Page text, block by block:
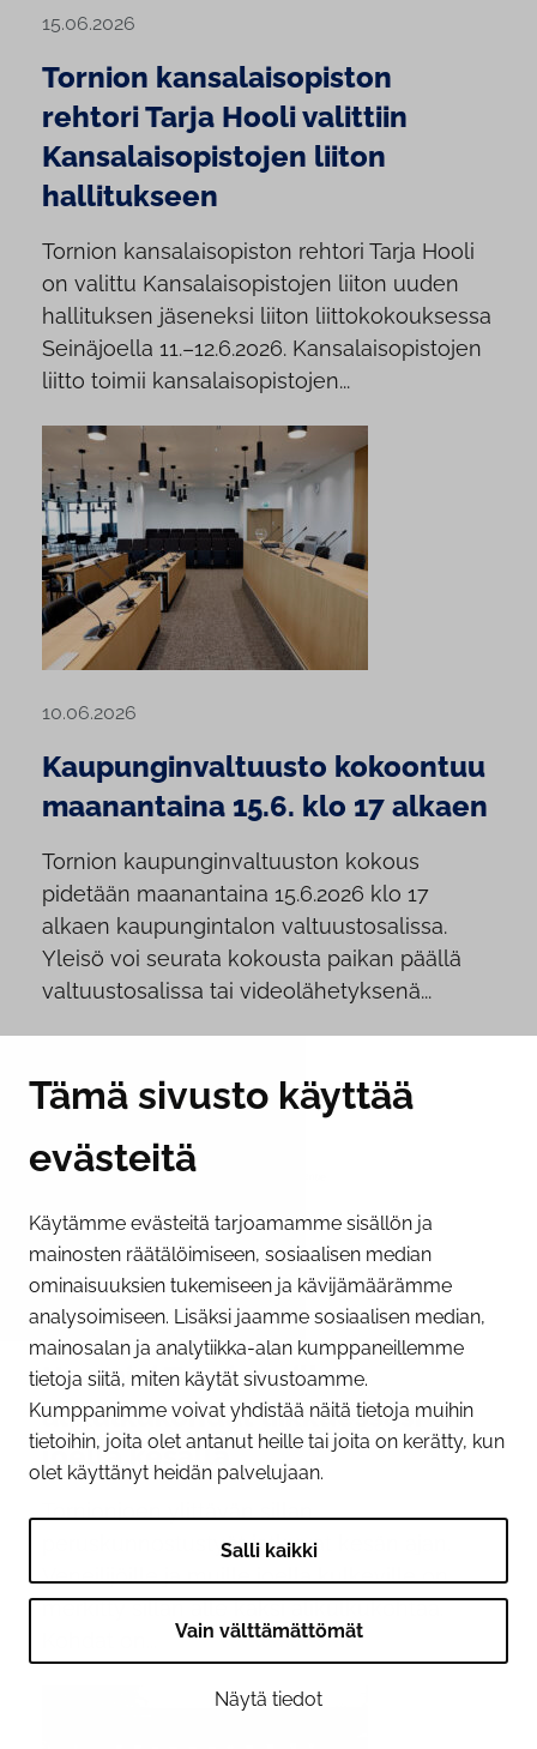
Tämä sivusto käyttää
evästeitä
Käytämme evästeitä tarjoamamme sisällön ja
mainosten räätälöimiseen, sosiaalisen median
ominaisuuksien tukemiseen ja kävijämäärämme
analysoimiseen. Lisäksi jaamme sosiaalisen median,
mainosalan ja analytiikka-alan kumppaneillemme
tietoja siitä, miten käytät sivustoamme.
Kumppanimme voivat yhdistää näitä tietoja muihin
tietoihin, joita olet antanut heille tai joita on kerätty, kun
olet käyttänyt heidän palvelujaan.
Salli kaikki
Vain välttämättömät
Näytä tiedot
15.06.2026
Tornion kansalaisopiston
rehtori Tarja Hooli valittiin
Kansalaisopistojen liiton
hallitukseen
Tornion kansalaisopiston rehtori Tarja Hooli
on valittu Kansalaisopistojen liiton uuden
hallituksen jäseneksi liiton liittokokouksessa
Seinäjoella 11.–12.6.2026. Kansalaisopistojen
liitto toimii kansalaisopistojen...
10.06.2026
Kaupunginvaltuusto kokoontuu
maanantaina 15.6. klo 17 alkaen
Tornion kaupunginvaltuuston kokous
pidetään maanantaina 15.6.2026 klo 17
alkaen kaupungintalon valtuustosalissa.
Yleisö voi seurata kokousta paikan päällä
valtuustosalissa tai videolähetyksenä...
09.06.2026
Huomioi Tornion sillan
alikulkukohdat liikkuessasi
joella kesällä
peruskunnostustyöt jatkuvat kesän ajan.
Veneilijöille ja muille joella kulkeville on
merkitty sillan alle kaksi alikulkukohtaa.